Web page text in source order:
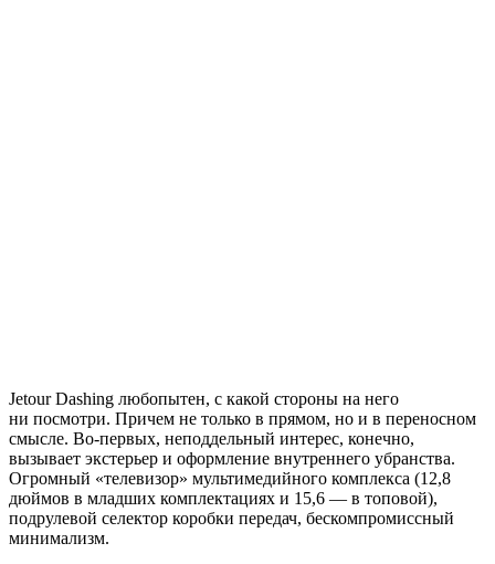
Jetour Dashing любопытен, с какой стороны на него
ни посмотри. Причем не только в прямом, но и в переносном
смысле. Во-первых, неподдельный интерес, конечно,
вызывает экстерьер и оформление внутреннего убранства.
Огромный «телевизор» мультимедийного комплекса (12,8
дюймов в младших комплектациях и 15,6 — в топовой),
подрулевой селектор коробки передач, бескомпромиссный
минимализм.